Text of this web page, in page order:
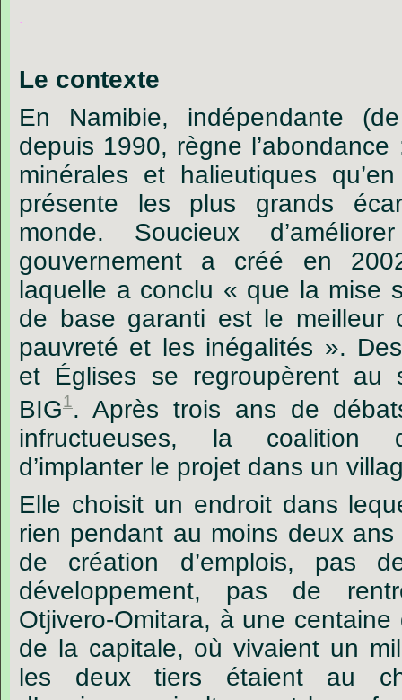
.
Le contexte
En
Namibie, indépendante
(de
depuis 1990, règne l’abondance
minérales
et halieutiques
qu’en
présente
les plus grands
monde.
Soucieux d’améliorer
gouvernement
a créé en
laquelle a conclu « que la mise
de base garanti est le meilleur
pauvreté et les inégalités ». Des
et Églises se regroupèrent au
BIG1. Après trois ans de
infructueuses,
la coalition
d’implanter le projet dans un
Elle choisit un endroit dans
rien pendant au moins deux ans
de
création d’emplois, pas
développement,
pas de
Otjivero-Omitara, à une centaine
de la capitale, où vivaient un
les
deux tiers étaient au